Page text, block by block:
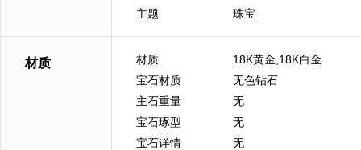
主题
珠宝
材质 材质
18K黄金,18K白金
宝石材质
无色钻石
主石重量
无
宝石琢型
无
宝石详情
无